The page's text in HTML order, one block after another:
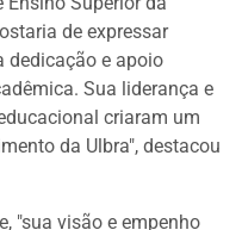
de expressar
dedicação e apoio
Sua liderança e
criaram um
da Ulbra", destacou
"sua visão e empenho